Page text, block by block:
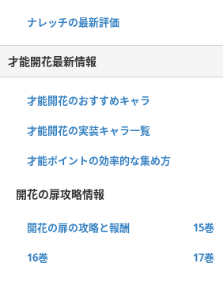
ナレッチの最新評価
才能開花最新情報
才能開花のおすすめキャラ
才能開花の実装キャラ一覧
才能ポイントの効率的な集め方
開花の扉攻略情報
開花の扉の攻略と報酬 15巻
16巻 17巻